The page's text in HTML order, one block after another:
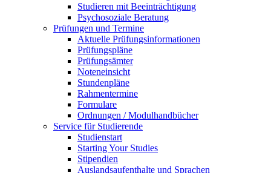
Studieren mit Beeinträchtigung
Psychosoziale Beratung
Prüfungen und Termine
Aktuelle Prüfungsinformationen
Prüfungspläne
Prüfungsämter
Noteneinsicht
Stundenpläne
Rahmentermine
Formulare
Ordnungen / Modulhandbücher
Service für Studierende
Studienstart
Starting Your Studies
Stipendien
Auslandsaufenthalte und Sprachen